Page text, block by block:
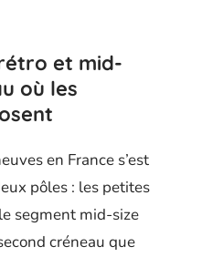
et mid-
où les
en France s’est
pôles : les petites
segment mid-size
créneau que